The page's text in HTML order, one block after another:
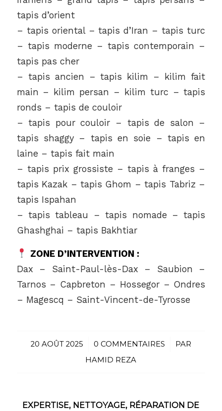
tapis d’orient
– tapis oriental – tapis d’Iran – tapis turc
– tapis moderne – tapis contemporain –
tapis pas cher
– tapis ancien – tapis kilim – kilim fait
main – kilim persan – kilim turc – tapis
ronds – tapis de couloir
– tapis pour couloir – tapis de salon –
tapis shaggy – tapis en soie – tapis en
laine – tapis fait main
– tapis prix grossiste – tapis à franges –
tapis Kazak – tapis Ghom – tapis Tabriz –
tapis Ispahan
– tapis tableau – tapis nomade – tapis
Ghashghai – tapis Bakhtiar
ZONE D’INTERVENTION :
Dax – Saint-Paul-lès-Dax – Saubion –
Tarnos – Capbreton – Hossegor – Ondres
– Magescq – Saint-Vincent-de-Tyrosse
20 AOÛT 2025
/ 0 COMMENTAIRES
/
PAR
HAMID REZA
EXPERTISE, NETTOYAGE, RÉPARATION DE